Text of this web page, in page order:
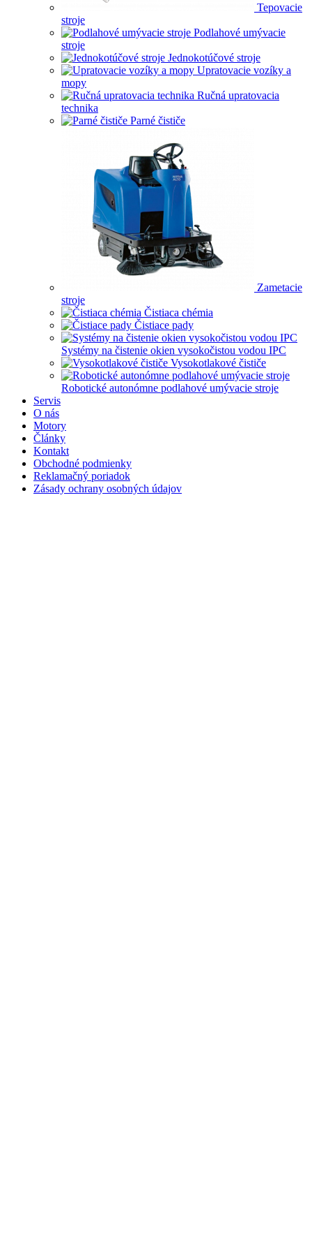
Tepovacie
stroje
Podlahové umývacie
stroje
Jednokotúčové stroje
Upratovacie vozíky a
mopy
Ručná upratovacia
technika
Parné čističe
Zametacie
stroje
Čistiaca chémia
Čistiace pady
Systémy na čistenie okien vysokočistou vodou IPC
Vysokotlakové čističe
Robotické autonómne podlahové umývacie stroje
Servis
O nás
Motory
Články
Kontakt
Obchodné podmienky
Reklamačný poriadok
Zásady ochrany osobných údajov